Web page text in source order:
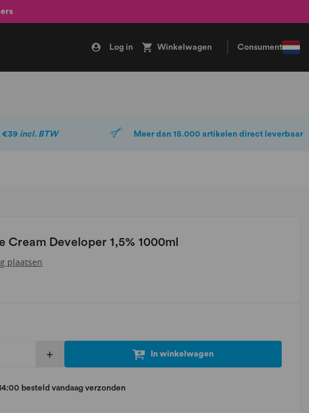
Log in Winkelwagen Consument
€39 incl. BTW Meer dan 15.000 artikelen direct leverbaar
Cream Developer 1,5% 1000ml
plaatsen
besteld vandaag verzonden
+ In winkelwagen